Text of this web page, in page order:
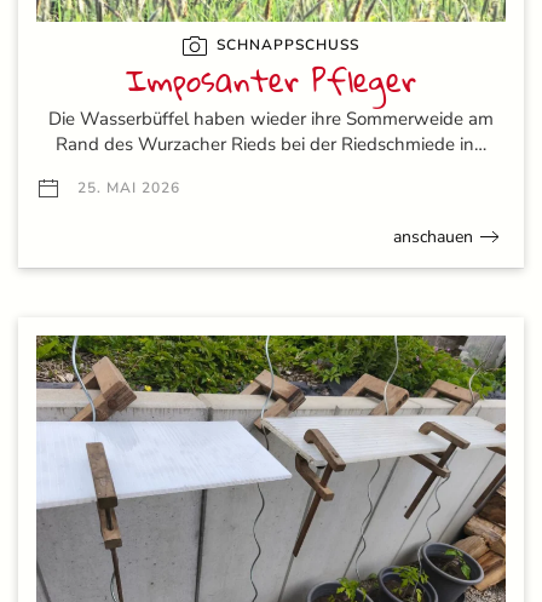
SCHNAPPSCHUSS
Imposanter Pfleger
Die Wasserbüffel haben wieder ihre Sommerweide am
Rand des Wurzacher Rieds bei der Riedschmiede in…
25. MAI 2026
anschauen